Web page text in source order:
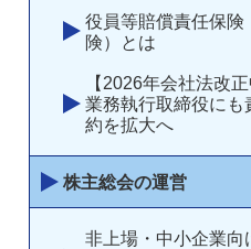
役員等賠償責任保険
険）とは
【2026年会社法改正
業務執行取締役にも
約を拡大へ
株主総会の運営
非上場・中小企業向